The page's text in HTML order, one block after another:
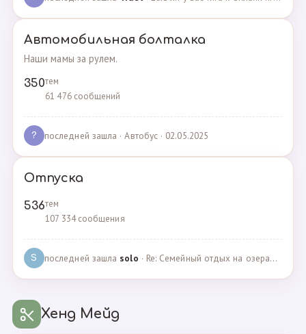
Автомобильная болталка
Наши мамы за рулем.
350тем
61 476 сообщений
? последней зашла · Автобус · 02.05.2025
Отпуска
536тем
107 334 сообщения
S последней зашла solo · Re: Семейный отдых на озерах Челябинской области. П… · 04.05.2025
Хенд Мейд